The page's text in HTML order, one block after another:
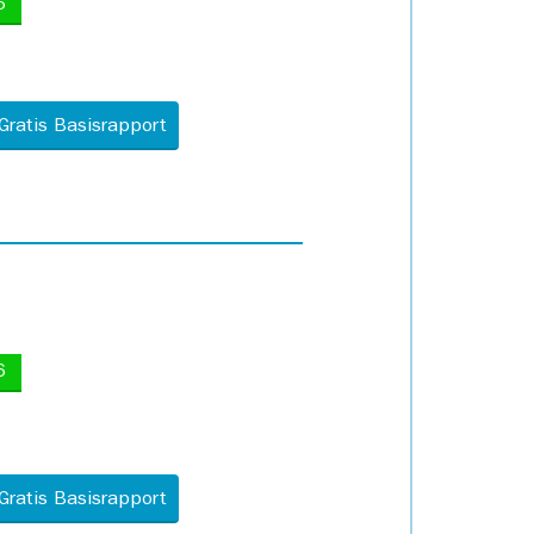
Basisrapport
Basisrapport